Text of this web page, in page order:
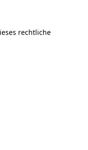
rechtliche